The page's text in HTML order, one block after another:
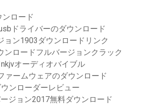
ンロード
ドライバーのダウンロード
ョン1903ダウンロードリンク
ンロードフルバージョンクラック
オーディオバイブル
ァームウェアのダウンロード
ンローダーレビュー
ジョン2017無料ダウンロード